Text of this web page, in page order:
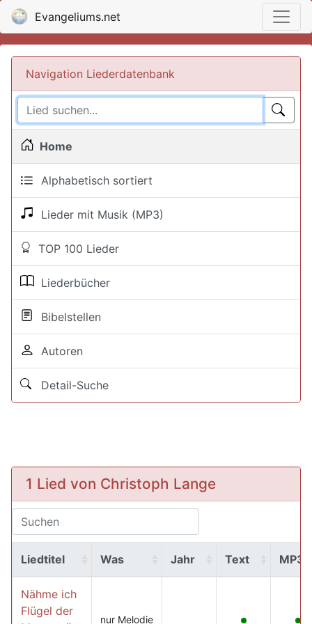
Evangeliums.net
Navigation Liederdatenbank
Home
Alphabetisch sortiert
Lieder mit Musik (MP3)
TOP 100 Lieder
Liederbücher
Bibelstellen
Autoren
Detail-Suche
1 Lied von Christoph Lange
Liedtitel Was Jahr Text MP3
Nähme ich
Flügel der
nur Melodie